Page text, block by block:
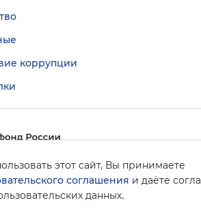
этот сайт, Вы принимаете
соглашения и даёте
данных.
коррупции